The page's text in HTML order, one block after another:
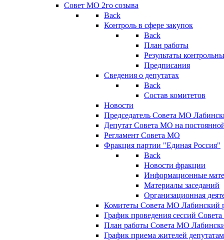
Совет МО 2го созыва
Back
Контроль в сфере закупок
Back
План работы
Результаты
Предписания
Сведения о депутатах
Back
Состав комитетов
Новости
Председатель Совета МО
Депутат Совета МО на
Регламент Совета МО
Фракция партии "Единая Россия"
Back
Новости фракции
Информационные
Материалы заседаний
Организационная
Комитеты Совета МО Лабинский
График проведения сессий
План работы Совета МО
График приема жителей